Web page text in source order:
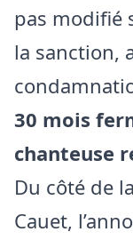
pas modifié
la sanction,
30 mois
chanteuse
Du côté de
Cauet,